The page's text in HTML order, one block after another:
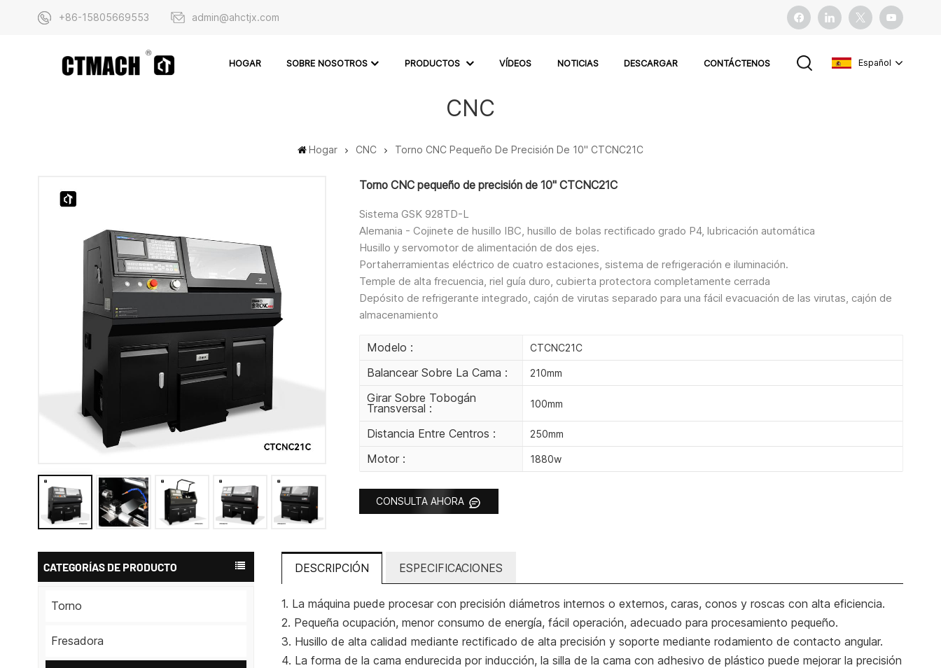
+86-15805669553 admin@ahctjx.com
HOGAR SOBRE NOSOTROS PRODUCTOS VÍDEOS NOTICIAS DESCARGAR CONTÁCTENOS Español
CNC
Hogar CNC Torno CNC Pequeño De Precisión De 10" CTCNC21C
Torno CNC pequeño de precisión de 10" CTCNC21C
Sistema GSK 928TD-L
Alemania - Cojinete de husillo IBC, husillo de bolas rectificado grado P4, lubricación automática
Husillo y servomotor de alimentación de dos ejes.
Portaherramientas eléctrico de cuatro estaciones, sistema de refrigeración e iluminación.
Temple de alta frecuencia, riel guía duro, cubierta protectora completamente cerrada
Depósito de refrigerante integrado, cajón de virutas separado para una fácil evacuación de las virutas, cajón de
almacenamiento
Modelo : CTCNC21C
Balancear Sobre La Cama : 210mm
Girar Sobre Tobogán
Transversal : 100mm
Distancia Entre Centros : 250mm
Motor : 1880w
CONSULTA AHORA
CATEGORÍAS DE PRODUCTO
Torno
Fresadora
DESCRIPCIÓN ESPECIFICACIONES
1. La máquina puede procesar con precisión diámetros internos o externos, caras, conos y roscas con alta eficiencia.
2. Pequeña ocupación, menor consumo de energía, fácil operación, adecuado para procesamiento pequeño.
3. Husillo de alta calidad mediante rectificado de alta precisión y soporte mediante rodamiento de contacto angular.
4. La forma de la cama endurecida por inducción, la silla de la cama con adhesivo de plástico puede mejorar la precisión